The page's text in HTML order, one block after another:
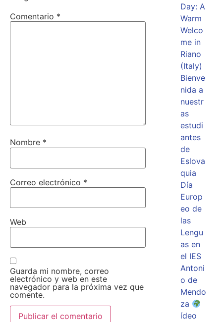
Comentario *
Nombre *
Correo electrónico *
Web
Guarda mi nombre, correo
electrónico y web en este
navegador para la próxima vez que
comente.
Day: A
Warm
Welco
me in
Riano
(Italy)
Bienve
nida a
nuestr
as
estudi
antes
de
Eslova
quia
Día
Europ
eo de
las
Lengu
as en
el IES
Antoni
o de
Mendo
za
ídeo